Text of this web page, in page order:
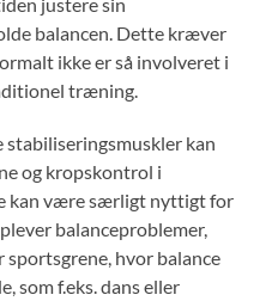
balancen. Dette kræver
ikke er så involveret i
træning.
kan
og kropskontrol i
kan være særligt nyttigt for
balanceproblemer,
sportsgrene, hvor balance
som f.eks. dans eller